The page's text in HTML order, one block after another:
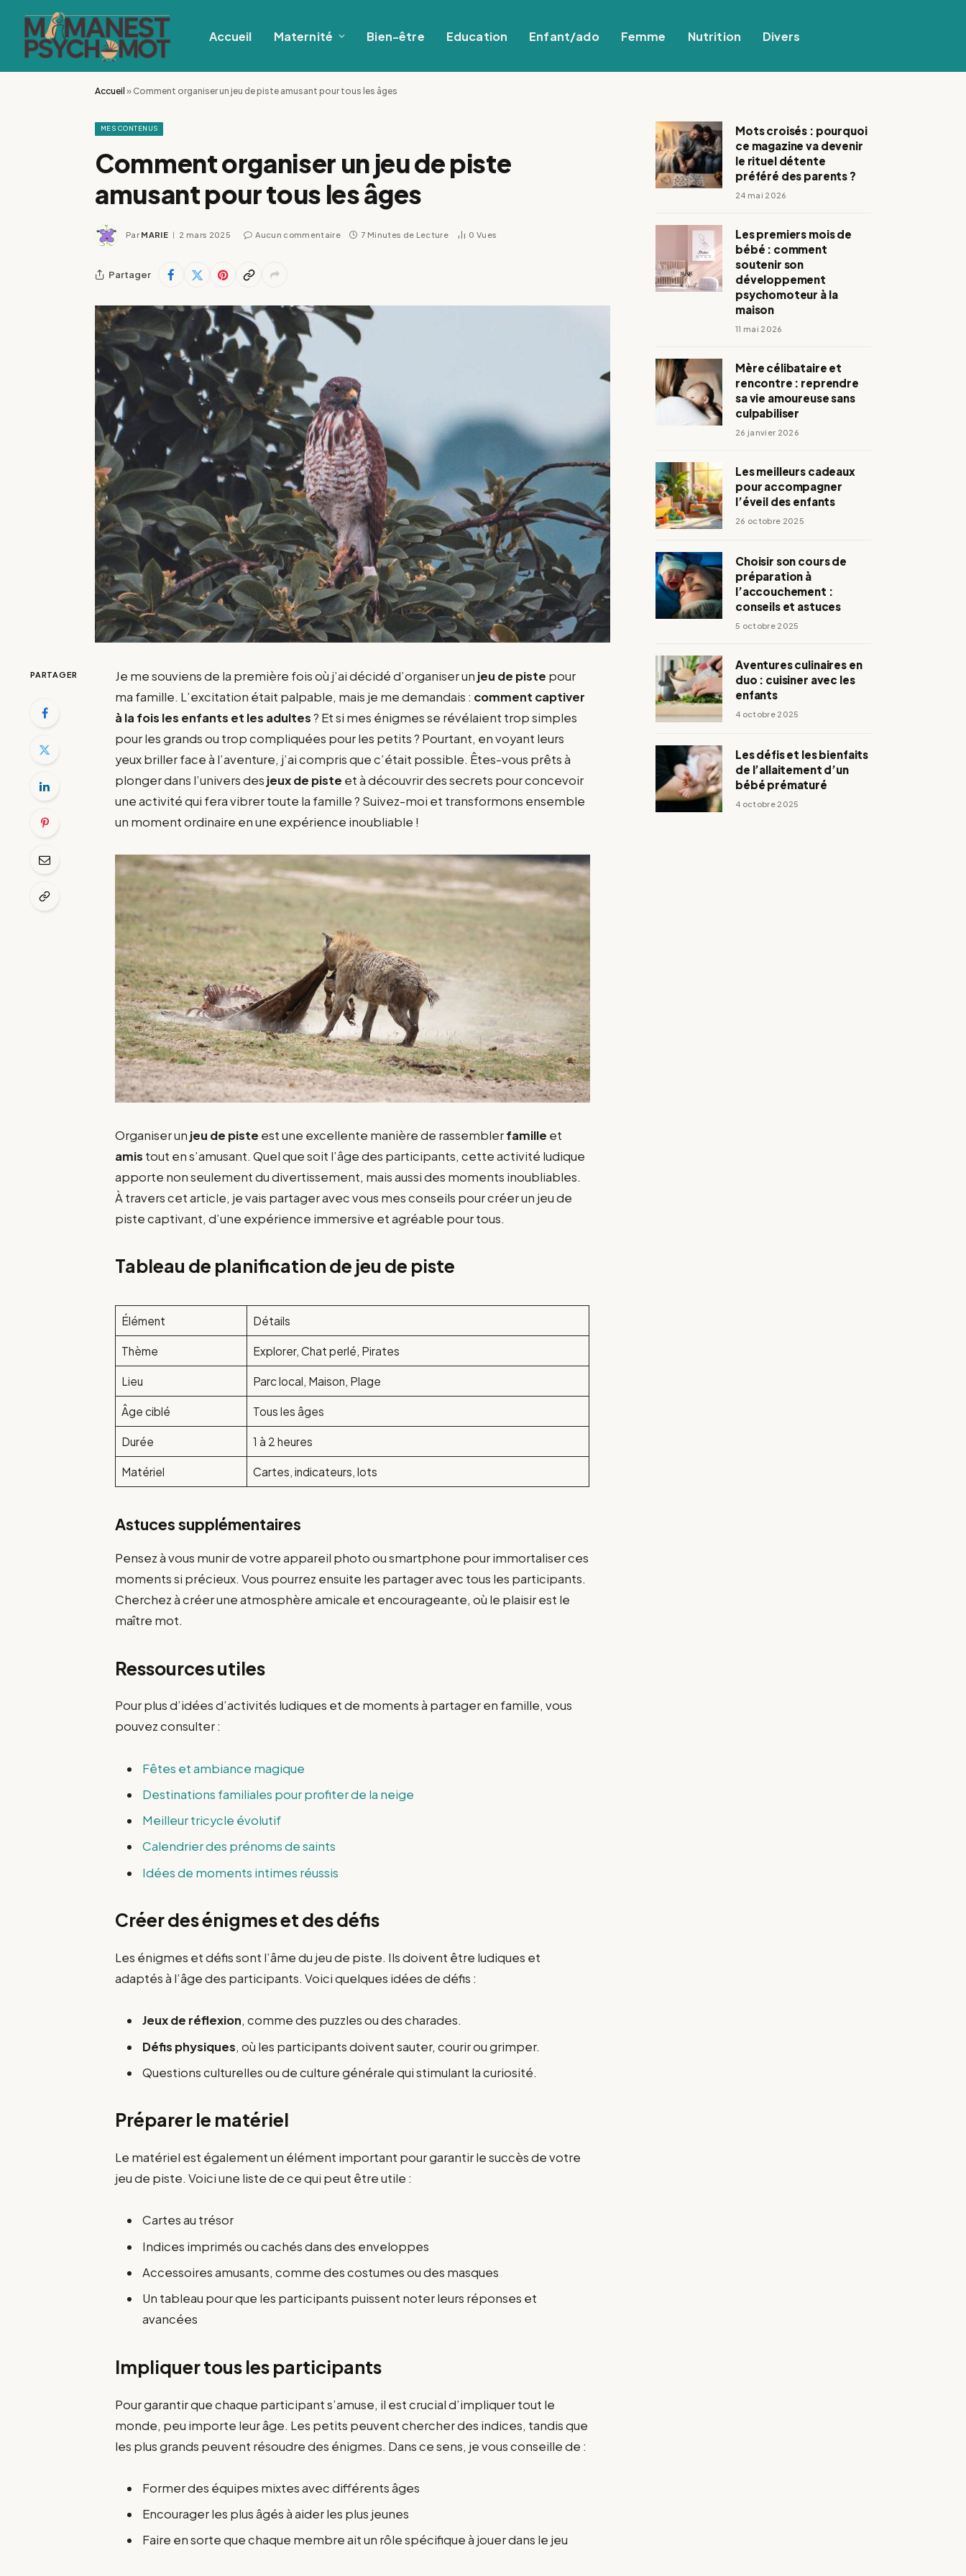
Accueil Maternité Bien-être Education Enfant/ado Femme Nutrition Divers
Accueil » Comment organiser un jeu de piste amusant pour tous les âges
MES CONTENUS
Comment organiser un jeu de piste
amusant pour tous les âges
Par MARIE 2 mars 2025 Aucun commentaire 7 Minutes de Lecture 0 Vues
Partager
PARTAGER Je me souviens de la première fois où j’ai décidé d’organiser un jeu de piste pour
ma famille. L’excitation était palpable, mais je me demandais : comment captiver
à la fois les enfants et les adultes? Et si mes énigmes se révélaient trop simples
pour les grands ou trop compliquées pour les petits ? Pourtant, en voyant leurs
yeux briller face à l’aventure, j’ai compris que c’était possible. Êtes-vous prêts à
plonger dans l’univers des jeux de piste et à découvrir des secrets pour concevoir
une activité qui fera vibrer toute la famille ? Suivez-moi et transformons ensemble
un moment ordinaire en une expérience inoubliable !
Organiser un jeu de piste est une excellente manière de rassemblerfamille et
amis tout en s’amusant. Quel que soit l’âge des participants, cette activité ludique
apporte non seulement du divertissement, mais aussi des moments inoubliables.
À travers cet article, je vais partager avec vous mes conseils pour créer un jeu de
piste captivant, d’une expérience immersive et agréable pour tous.
Tableau de planification de jeu de piste
Élément Détails
Thème Explorer, Chat perlé, Pirates
Lieu Parc local, Maison, Plage
Âge ciblé Tous les âges
Durée 1 à 2 heures
Matériel Cartes, indicateurs, lots
Astuces supplémentaires
Pensez à vous munir de votre appareil photo ou smartphone pour immortaliser ces
moments si précieux. Vous pourrez ensuite les partager avec tous les participants.
Cherchez à créer une atmosphère amicale et encourageante, où le plaisir est le
maître mot.
Ressources utiles
Pour plus d’idées d’activités ludiques et de moments à partager en famille, vous
pouvez consulter :
Fêtes et ambiance magique
Destinations familiales pour profiter de la neige
Meilleur tricycle évolutif
Calendrier des prénoms de saints
Idées de moments intimes réussis
Créer des énigmes et des défis
Les énigmes et défis sont l’âme du jeu de piste. Ils doivent être ludiques et
adaptés à l’âge des participants. Voici quelques idées de défis :
Jeux de réflexion, comme des puzzles ou des charades.
Défis physiques, où les participants doivent sauter, courir ou grimper.
Questions culturelles ou de culture générale qui stimulant la curiosité.
Préparer le matériel
Le matériel est également un élément important pour garantir le succès de votre
jeu de piste. Voici une liste de ce qui peut être utile :
Cartes au trésor
Indices imprimés ou cachés dans des enveloppes
Accessoires amusants, comme des costumes ou des masques
Un tableau pour que les participants puissent noter leurs réponses et
avancées
Impliquer tous les participants
Pour garantir que chaque participant s’amuse, il est crucial d’impliquer tout le
monde, peu importe leur âge. Les petits peuvent chercher des indices, tandis que
les plus grands peuvent résoudre des énigmes. Dans ce sens, je vous conseille de :
Former des équipes mixtes avec différents âges
Encourager les plus âgés à aider les plus jeunes
Faire en sorte que chaque membre ait un rôle spécifique à jouer dans le jeu
Mots croisés : pourquoi
ce magazine va devenir
le rituel détente
préféré des parents ?
24 mai 2026
Les premiers mois de
bébé : comment
soutenir son
développement
psychomoteur à la
maison
11 mai 2026
Mère célibataire et
rencontre : reprendre
sa vie amoureuse sans
culpabiliser
26 janvier 2026
Les meilleurs cadeaux
pour accompagner
l’éveil des enfants
26 octobre 2025
Choisir son cours de
préparation à
l’accouchement :
conseils et astuces
5 octobre 2025
Aventures culinaires en
duo : cuisiner avec les
enfants
4 octobre 2025
Les défis et les bienfaits
de l’allaitement d’un
bébé prématuré
4 octobre 2025